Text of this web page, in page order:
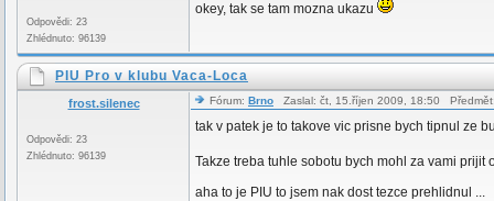
Odpovědi: 23
Zhlédnuto: 96139
okey, tak se tam mozna ukazu
PIU Pro v klubu Vaca-Loca
frost.silenec
Odpovědi: 23
Zhlédnuto: 96139
Fórum: Brno Zaslal: čt, 15.říjen 2009, 18:50
tak v patek je to takove vic prisne bych tipnul ze
Takze treba tuhle sobotu bych mohl za vami prijit
aha to je PIU to jsem nak dost tezce prehlidnul ...